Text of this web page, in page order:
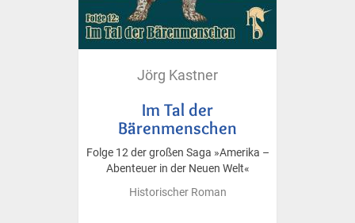
Jörg Kastner
Im Tal der
Bärenmenschen
Folge 12 der großen Saga »Amerika –
Abenteuer in der Neuen Welt«
Historischer Roman